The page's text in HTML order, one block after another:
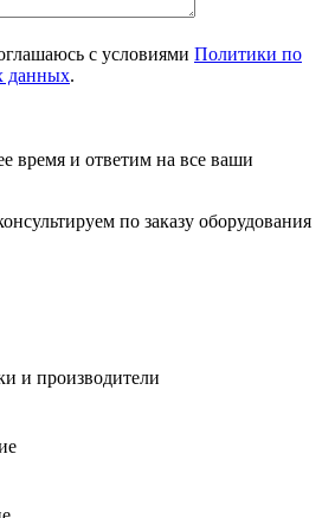
с условиями Политики по
данных.
время и ответим на все ваши
по заказу оборудования
и производители